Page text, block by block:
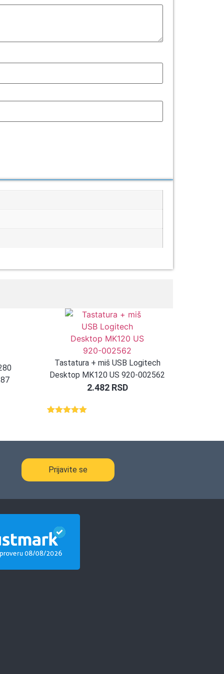
Tastatura + miš USB Logitech
Desktop MK120 US 920-002562
2.482 RSD
ocene
Prijavite se